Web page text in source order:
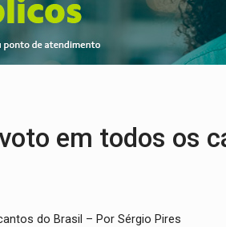
lança de portal e promove
Refis 2026 segue até o fim do ano
em todos os
do Brasil – Por Sérgio Pires